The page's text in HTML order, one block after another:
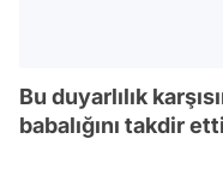
Bu duyarlılık
babalığını takdir